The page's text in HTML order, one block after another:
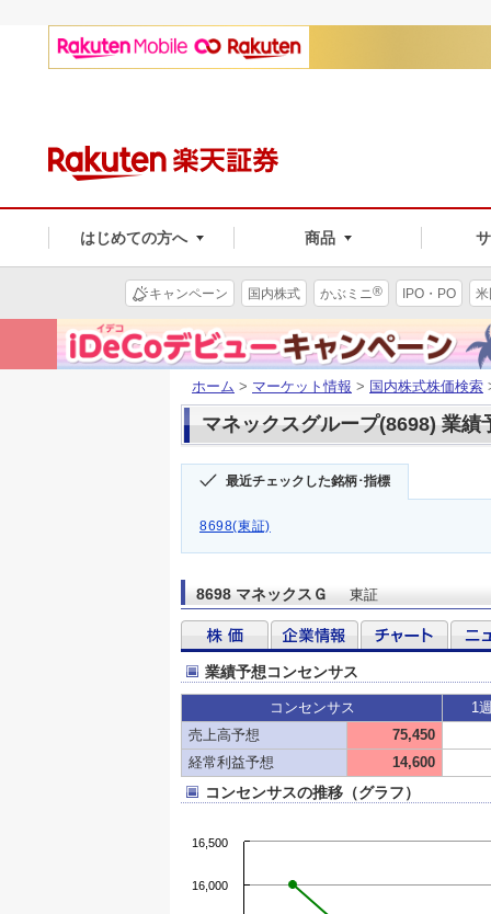
はじめての方へ 商品
キャンペーン 国内株式 かぶミニ® IPO・PO
ホーム > マーケット情報 > 国内株式株価検索
マネックスグループ(8698) 業績
最近チェックした銘柄･指標
8698(東証)
8698 マネックスＧ 東証